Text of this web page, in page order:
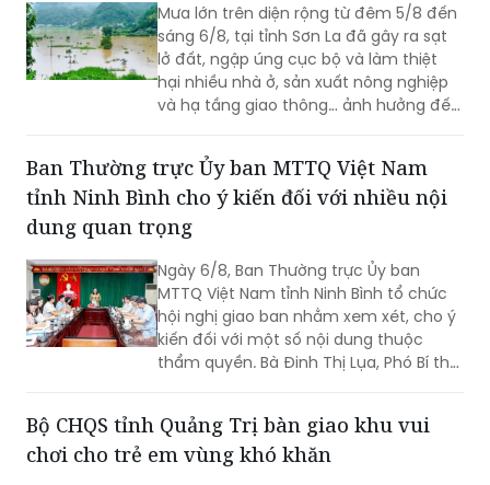
Mưa lớn trên diện rộng từ đêm 5/8 đến
sáng 6/8, tại tỉnh Sơn La đã gây ra sạt
lở đất, ngập úng cục bộ và làm thiệt
hại nhiều nhà ở, sản xuất nông nghiệp
và hạ tầng giao thông… ảnh hưởng đến
Ban Thường trực Ủy ban MTTQ Việt Nam
tỉnh Ninh Bình cho ý kiến đối với nhiều nội
dung quan trọng
Ngày 6/8, Ban Thường trực Ủy ban
MTTQ Việt Nam tỉnh Ninh Bình tổ chức
hội nghị giao ban nhằm xem xét, cho ý
kiến đối với một số nội dung thuộc
thẩm quyền. Bà Đinh Thị Lụa, Phó Bí thư
dự có các thành viên Ban Thường trực
Ủy ban MTTQ Việt Nam tỉnh.
Bộ CHQS tỉnh Quảng Trị bàn giao khu vui
chơi cho trẻ em vùng khó khăn